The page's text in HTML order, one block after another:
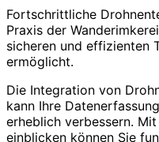
Fortschrittliche
Praxis der
sicheren und effizienten
ermöglicht.
Die Integration von
kann Ihre
erheblich verbessern.
einblicken können Sie